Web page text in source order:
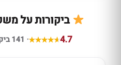
ביקורות על
4.7 · 141 ביקורות ב-Google